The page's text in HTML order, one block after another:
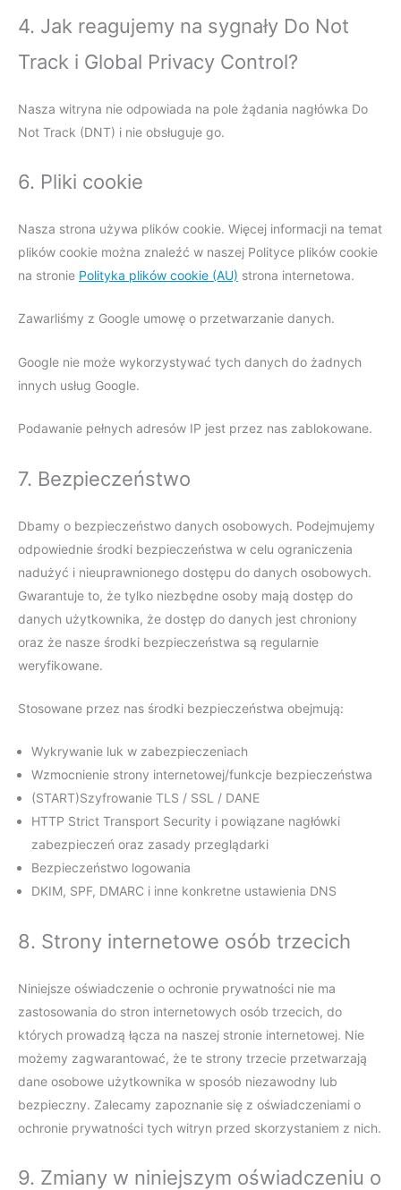
4. Jak reagujemy na sygnały Do Not
Track i Global Privacy Control?
Nasza witryna nie odpowiada na pole żądania nagłówka Do
Not Track (DNT) i nie obsługuje go.
6. Pliki cookie
Nasza strona używa plików cookie. Więcej informacji na temat
plików cookie można znaleźć w naszej Polityce plików cookie
na stronie Polityka plików cookie (AU) strona internetowa.
Zawarliśmy z Google umowę o przetwarzanie danych.
Google nie może wykorzystywać tych danych do żadnych
innych usług Google.
Podawanie pełnych adresów IP jest przez nas zablokowane.
7. Bezpieczeństwo
Dbamy o bezpieczeństwo danych osobowych. Podejmujemy
odpowiednie środki bezpieczeństwa w celu ograniczenia
nadużyć i nieuprawnionego dostępu do danych osobowych.
Gwarantuje to, że tylko niezbędne osoby mają dostęp do
danych użytkownika, że dostęp do danych jest chroniony
oraz że nasze środki bezpieczeństwa są regularnie
weryfikowane.
Stosowane przez nas środki bezpieczeństwa obejmują:
Wykrywanie luk w zabezpieczeniach
Wzmocnienie strony internetowej/funkcje bezpieczeństwa
(START)Szyfrowanie TLS / SSL / DANE
HTTP Strict Transport Security i powiązane nagłówki
zabezpieczeń oraz zasady przeglądarki
Bezpieczeństwo logowania
DKIM, SPF, DMARC i inne konkretne ustawienia DNS
8. Strony internetowe osób trzecich
Niniejsze oświadczenie o ochronie prywatności nie ma
zastosowania do stron internetowych osób trzecich, do
których prowadzą łącza na naszej stronie internetowej. Nie
możemy zagwarantować, że te strony trzecie przetwarzają
dane osobowe użytkownika w sposób niezawodny lub
bezpieczny. Zalecamy zapoznanie się z oświadczeniami o
ochronie prywatności tych witryn przed skorzystaniem z nich.
9. Zmiany w niniejszym oświadczeniu o